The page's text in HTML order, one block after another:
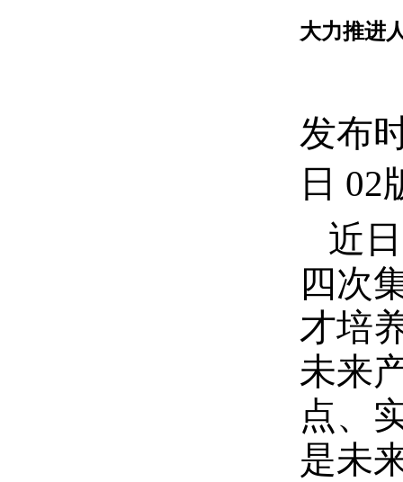
大力推进
发布
日 02
近
四次
才培
未来
点、
是未